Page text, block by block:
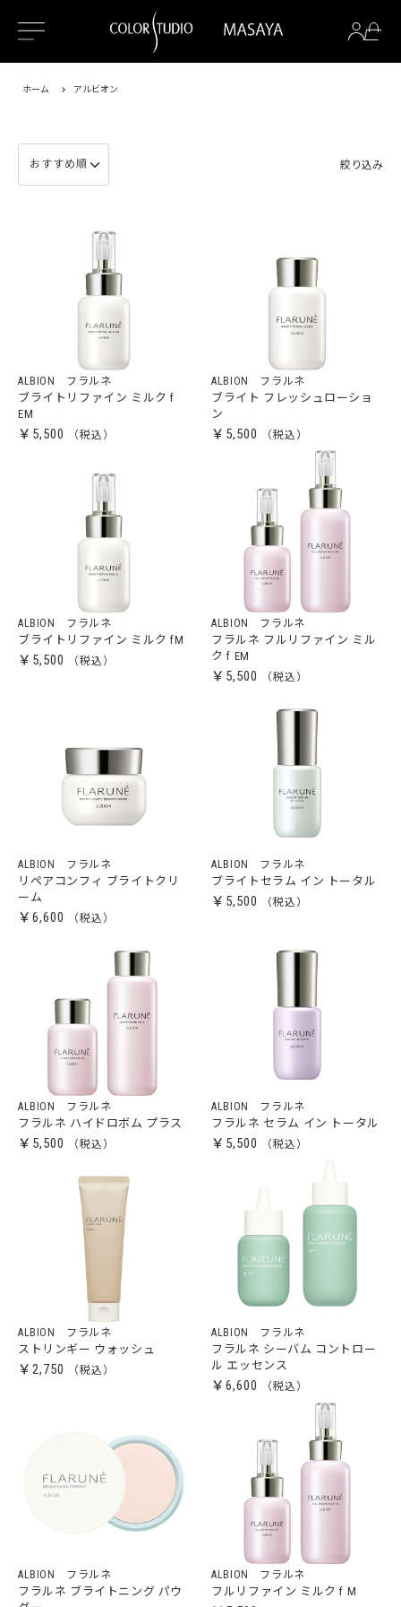
ホーム アルビオン
絞り込み
ALBION フラルネ
ブライトリファイン ミルク f
EM
￥5,500
ALBION フラルネ
ブライト フレッシュローショ
ン
￥5,500
ALBION フラルネ
ブライトリファイン ミルク fM
￥5,500
ALBION フラルネ
フラルネ フルリファイン ミル
ク f EM
￥5,500
ALBION フラルネ
リペアコンフィ ブライトクリ
ーム
￥6,600
ALBION フラルネ
ブライトセラム イン トータル
￥5,500
ALBION フラルネ
フラルネ ハイドロボム プラス
￥5,500
ALBION フラルネ
フラルネ セラム イン トータル
￥5,500
ALBION フラルネ
ストリンギー ウォッシュ
￥2,750
ALBION フラルネ
フラルネ シーバム コントロー
ル エッセンス
￥6,600
ALBION フラルネ
フラルネ ブライトニング パウ
ALBION フラルネ
フルリファイン ミルク f M